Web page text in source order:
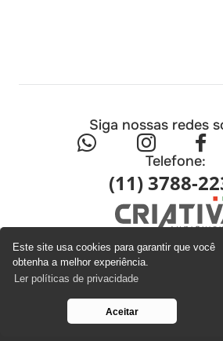
Este site usa cookies para garantir que você
obtenha a melhor experiência.
Ler políticas de privacidade
Aceitar
Siga nossas redes
Telefone:
(11) 3788-
Copyright © 2026 - Criativa Audiovisual,
Política de Privacidade e